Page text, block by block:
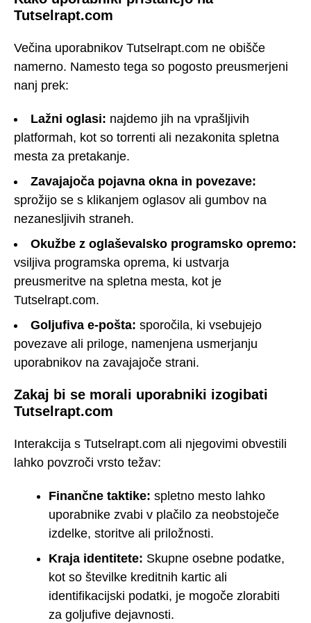
Tutselrapt.com
Večina uporabnikov Tutselrapt.com ne obišče
namerno. Namesto tega so pogosto preusmerjeni
nanj prek:
Lažni oglasi: najdemo jih na vprašljivih
platformah, kot so torrenti ali nezakonita spletna
mesta za pretakanje.
Zavajajoča pojavna okna in povezave:
sprožijo se s klikanjem oglasov ali gumbov na
nezanesljivih straneh.
Okužbe z oglaševalsko programsko opremo:
vsiljiva programska oprema, ki ustvarja
preusmeritve na spletna mesta, kot je
Tutselrapt.com.
Goljufiva e-pošta: sporočila, ki vsebujejo
povezave ali priloge, namenjena usmerjanju
uporabnikov na zavajajoče strani.
Zakaj bi se morali uporabniki izogibati
Tutselrapt.com
Interakcija s Tutselrapt.com ali njegovimi obvestili
lahko povzroči vrsto težav:
Finančne taktike: spletno mesto lahko
uporabnike zvabi v plačilo za neobstoječe
izdelke, storitve ali priložnosti.
Kraja identitete: Skupne osebne podatke,
kot so številke kreditnih kartic ali
identifikacijski podatki, je mogoče zlorabiti
za goljufive dejavnosti.